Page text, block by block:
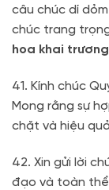
câu chúc dí
chúc trang
hoa khai trương
41. Kính chúc
Mong rằng sự
chặt và hiệu
42. Xin gửi lời
đạo và toàn thể